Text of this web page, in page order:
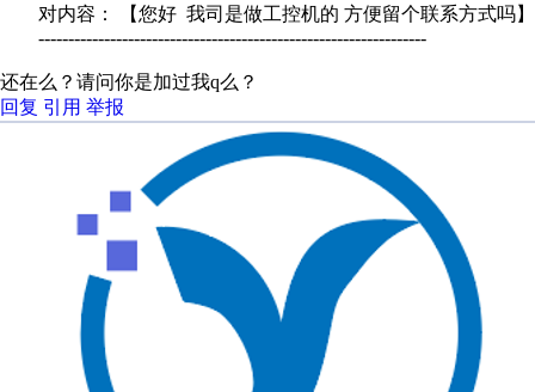
对内容： 【您好 我司是做工控机的 方便留个联系方式吗
-----------------------------------------------------------------
还在么？请问你是加过我q么？
回复 引用 举报